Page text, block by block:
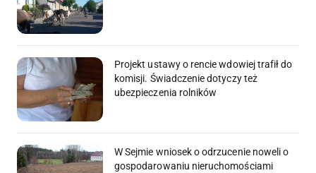
Projekt ustawy o rencie wdowiej trafił do
komisji. Świadczenie dotyczy też
ubezpieczenia rolników
W Sejmie wniosek o odrzucenie noweli o
gospodarowaniu nieruchomościami